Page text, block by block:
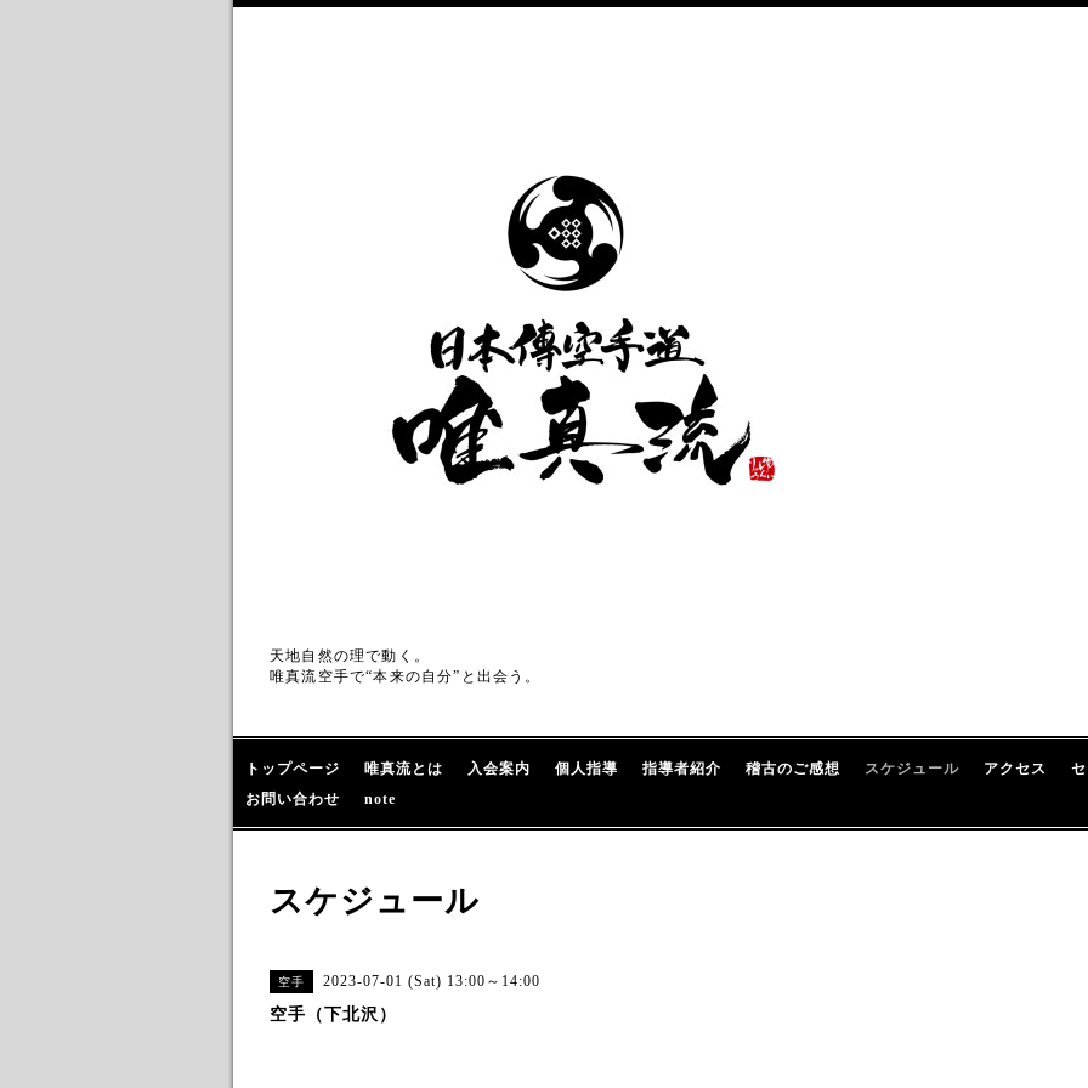
天地自然の理で動く。
唯真流空手で“本来の自分”と出会う。
トップページ 唯真流とは 入会案内 個人指導 指導者紹介 稽古のご感想 スケジュール アクセス
お問い合わせ
note
スケジュール
空手 2023-07-01 (Sat) 13:00～14:00
空手（下北沢）